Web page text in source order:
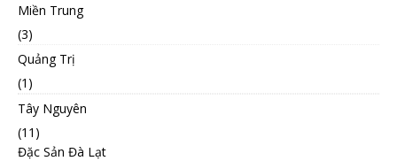
Miền Trung
(3)
Quảng Trị
(1)
Tây Nguyên
(11)
Đặc Sản Đà Lạt